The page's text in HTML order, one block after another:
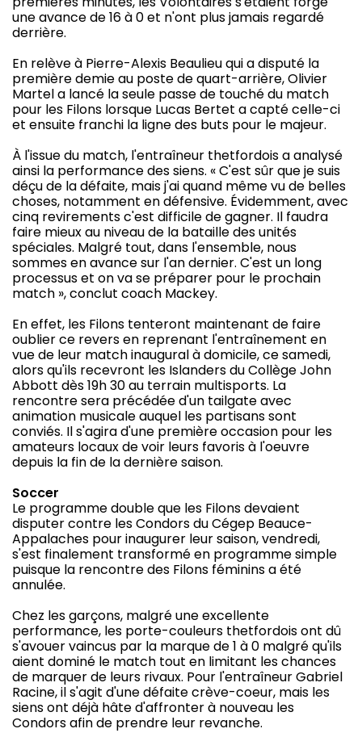
une avance de 16 à 0 et n'ont plus jamais regardé
derrière.
En relève à Pierre-Alexis Beaulieu qui a disputé la
première demie au poste de quart-arrière, Olivier
Martel a lancé la seule passe de touché du match
pour les Filons lorsque Lucas Bertet a capté celle-ci
et ensuite franchi la ligne des buts pour le majeur.
À l'issue du match, l'entraîneur thetfordois a analysé
ainsi la performance des siens. « C'est sûr que je suis
déçu de la défaite, mais j'ai quand même vu de belles
choses, notamment en défensive. Évidemment, avec
cinq revirements c'est difficile de gagner. Il faudra
faire mieux au niveau de la bataille des unités
spéciales. Malgré tout, dans l'ensemble, nous
sommes en avance sur l'an dernier. C'est un long
processus et on va se préparer pour le prochain
match », conclut coach Mackey.
En effet, les Filons tenteront maintenant de faire
oublier ce revers en reprenant l'entraînement en
vue de leur match inaugural à domicile, ce samedi,
alors qu'ils recevront les Islanders du Collège John
Abbott dès 19h 30 au terrain multisports. La
rencontre sera précédée d'un tailgate avec
animation musicale auquel les partisans sont
conviés. Il s'agira d'une première occasion pour les
amateurs locaux de voir leurs favoris à l'oeuvre
depuis la fin de la dernière saison.
Soccer
Le programme double que les Filons devaient
disputer contre les Condors du Cégep Beauce-
Appalaches pour inaugurer leur saison, vendredi,
s'est finalement transformé en programme simple
puisque la rencontre des Filons féminins a été
annulée.
Chez les garçons, malgré une excellente
performance, les porte-couleurs thetfordois ont dû
s'avouer vaincus par la marque de 1 à 0 malgré qu'ils
aient dominé le match tout en limitant les chances
de marquer de leurs rivaux. Pour l'entraîneur Gabriel
Racine, il s'agit d'une défaite crève-coeur, mais les
siens ont déjà hâte d'affronter à nouveau les
Condors afin de prendre leur revanche.